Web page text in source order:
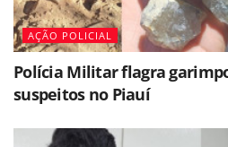
AÇÃO POLICIAL
Polícia Militar flagra
suspeitos no Piauí